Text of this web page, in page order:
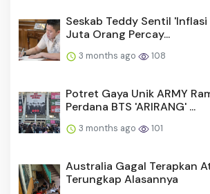
Seskab Teddy Sentil
Juta Orang Percay...
3 months ago 108
Potret Gaya Unik ARMY
Perdana BTS 'ARIRANG' ...
3 months ago 101
Australia Gagal Terapkan
Terungkap Alasannya